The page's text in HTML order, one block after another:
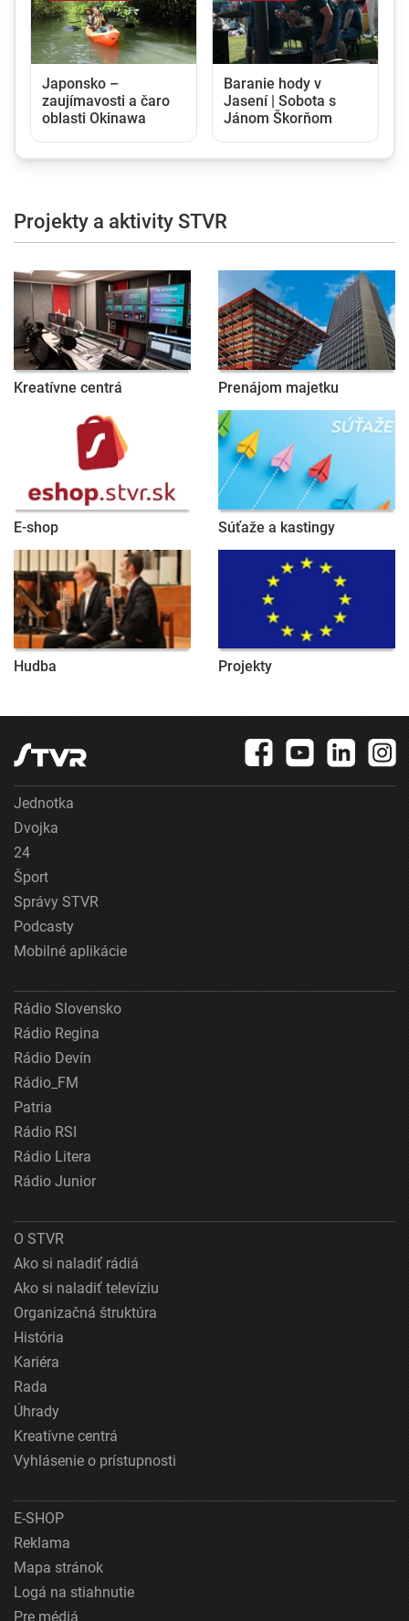
Japonsko –
zaujímavosti a čaro
oblasti Okinawa
Baranie hody v
Jasení | Sobota s
Jánom Škorňom
Projekty a aktivity STVR
Kreatívne centrá Prenájom majetku
E-shop Súťaže a kastingy
Hudba Projekty
Jednotka
Dvojka
24
Šport
Správy STVR
Podcasty
Mobilné aplikácie
Rádio Slovensko
Rádio Regina
Rádio Devín
Rádio_FM
Patria
Rádio RSI
Rádio Litera
Rádio Junior
O STVR
Ako si naladiť rádiá
Ako si naladiť televíziu
Organizačná štruktúra
História
Kariéra
Rada
Úhrady
Kreatívne centrá
Vyhlásenie o prístupnosti
E-SHOP
Reklama
Mapa stránok
Logá na stiahnutie
Pre médiá